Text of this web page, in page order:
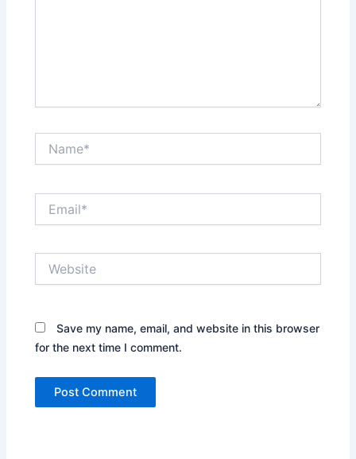
Save my name, email, and website in this browser
for the next time I comment.